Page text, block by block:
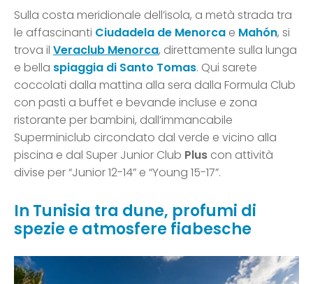
Sulla costa meridionale dell’isola, a metà strada tra
le affascinanti Ciudadela de Menorca e Mahón, si
trova il Veraclub Menorca, direttamente sulla lunga
e bella spiaggia di Santo Tomas. Qui sarete
coccolati dalla mattina alla sera dalla Formula Club
con pasti a buffet e bevande incluse e zona
ristorante per bambini, dall’immancabile
Superminiclub circondato dal verde e vicino alla
piscina e dal Super Junior Club Plus con attività
divise per “Junior 12-14” e “Young 15-17”.
In Tunisia tra dune, profumi di
spezie e atmosfere fiabesche